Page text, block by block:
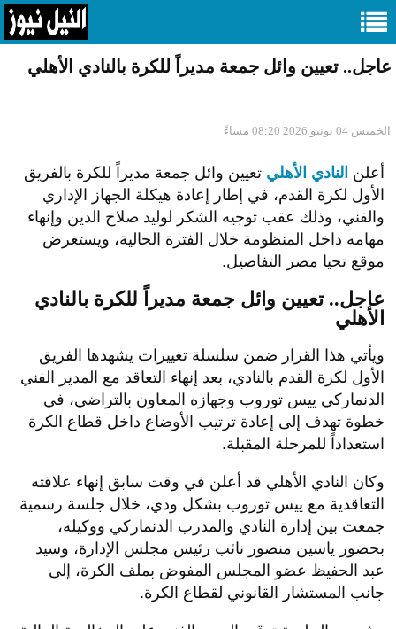
عاجل.. تعيين وائل جمعة مديراً للكرة بالنادي الأهلي
الخميس 04 يونيو 2026 08:20 مساءً
أعلن النادي الأهلي تعيين وائل جمعة مديراً للكرة بالفريق
الأول لكرة القدم، في إطار إعادة هيكلة الجهاز الإداري
والفني، وذلك عقب توجيه الشكر لوليد صلاح الدين وإنهاء
مهامه داخل المنظومة خلال الفترة الحالية، ويستعرض
موقع تحيا مصر التفاصيل.
عاجل.. تعيين وائل جمعة مديراً للكرة بالنادي
الأهلي
ويأتي هذا القرار ضمن سلسلة تغييرات يشهدها الفريق
الأول لكرة القدم بالنادي، بعد إنهاء التعاقد مع المدير الفني
الدنماركي ييس توروب وجهازه المعاون بالتراضي، في
خطوة تهدف إلى إعادة ترتيب الأوضاع داخل قطاع الكرة
استعداداً للمرحلة المقبلة.
وكان النادي الأهلي قد أعلن في وقت سابق إنهاء علاقته
التعاقدية مع ييس توروب بشكل ودي، خلال جلسة رسمية
جمعت بين إدارة النادي والمدرب الدنماركي ووكيله،
بحضور ياسين منصور نائب رئيس مجلس الإدارة، وسيد
عبد الحفيظ عضو المجلس المفوض بملف الكرة، إلى
جانب المستشار القانوني لقطاع الكرة.